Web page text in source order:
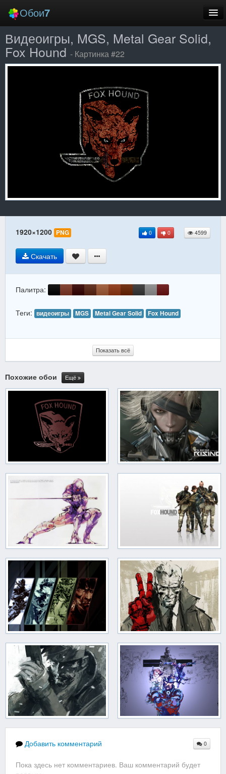
Обои7
Новые
Лучшие
Видеоигры, MGS, Metal Gear Solid,
Fox Hound - Картинка #22
1920×1200 PNG 0 0 4599
Скачать
Палитра:
Теги: видеоигры MGS Metal Gear Solid Fox Hound
Показать всё
Похожие обои Ещё
Добавить комментарий 0
Пока здесь нет комментариев. Ваш комментарий будет